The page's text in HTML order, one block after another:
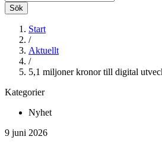
Sök
Start
/
Aktuellt
/
5,1 miljoner kronor till digital
Kategorier
Nyhet
9 juni 2026